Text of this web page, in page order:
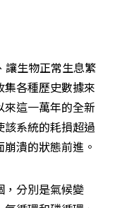
讓生物正常生息繁
各種歷史數據來
這一萬年的全新
系統的耗損超過
潰的狀態前進。
，分別是氣候變